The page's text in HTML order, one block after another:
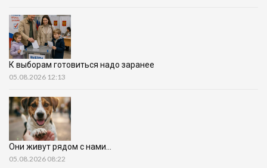
К выборам готовиться надо заранее
05.08.2026 12:13
Они живут рядом с нами…
05.08.2026 08:22